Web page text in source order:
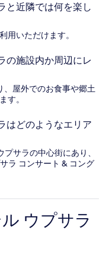
と近隣では何を楽し
用いただけます。
の施設内か周辺にレ
、屋外でのお食事や郷土
す。
はどのようなエリア
サラの中心街にあり、
ラ コンサート & コング
ウプサラ